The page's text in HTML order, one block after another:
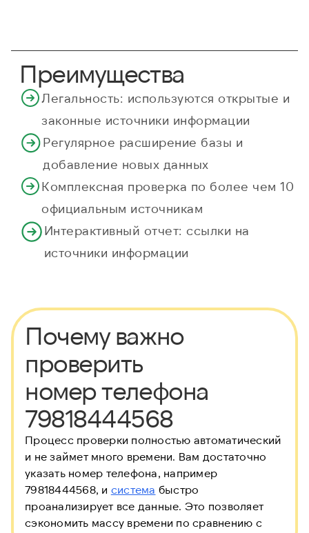
Преимущества
Легальность: используются открытые и
законные источники информации
Регулярное расширение базы и
добавление новых данных
Комплексная проверка по более чем 10
официальным источникам
Интерактивный отчет: ссылки на
источники информации
Почему важно
проверить
номер телефона
79818444568
Процесс проверки полностью автоматический
и не займет много времени. Вам достаточно
указать номер телефона, например
79818444568, и система быстро
проанализирует все данные. Это позволяет
сэкономить массу времени по сравнению с